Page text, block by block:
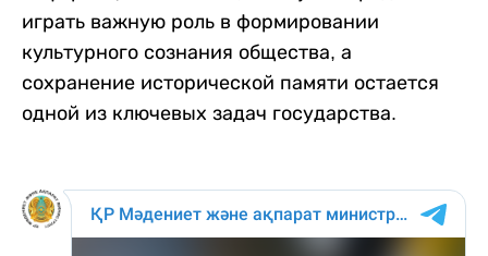
играть важную роль в формировании
культурного сознания общества, а
сохранение исторической памяти остается
одной из ключевых задач государства.